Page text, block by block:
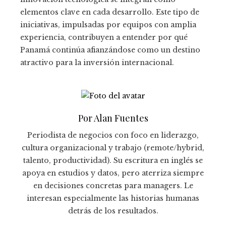
elementos clave en cada desarrollo. Este tipo de
iniciativas, impulsadas por equipos con amplia
experiencia, contribuyen a entender por qué
Panamá continúa afianzándose como un destino
atractivo para la inversión internacional.
Por Alan Fuentes
Periodista de negocios con foco en liderazgo,
cultura organizacional y trabajo (remote/hybrid,
talento, productividad). Su escritura en inglés se
apoya en estudios y datos, pero aterriza siempre
en decisiones concretas para managers. Le
interesan especialmente las historias humanas
detrás de los resultados.